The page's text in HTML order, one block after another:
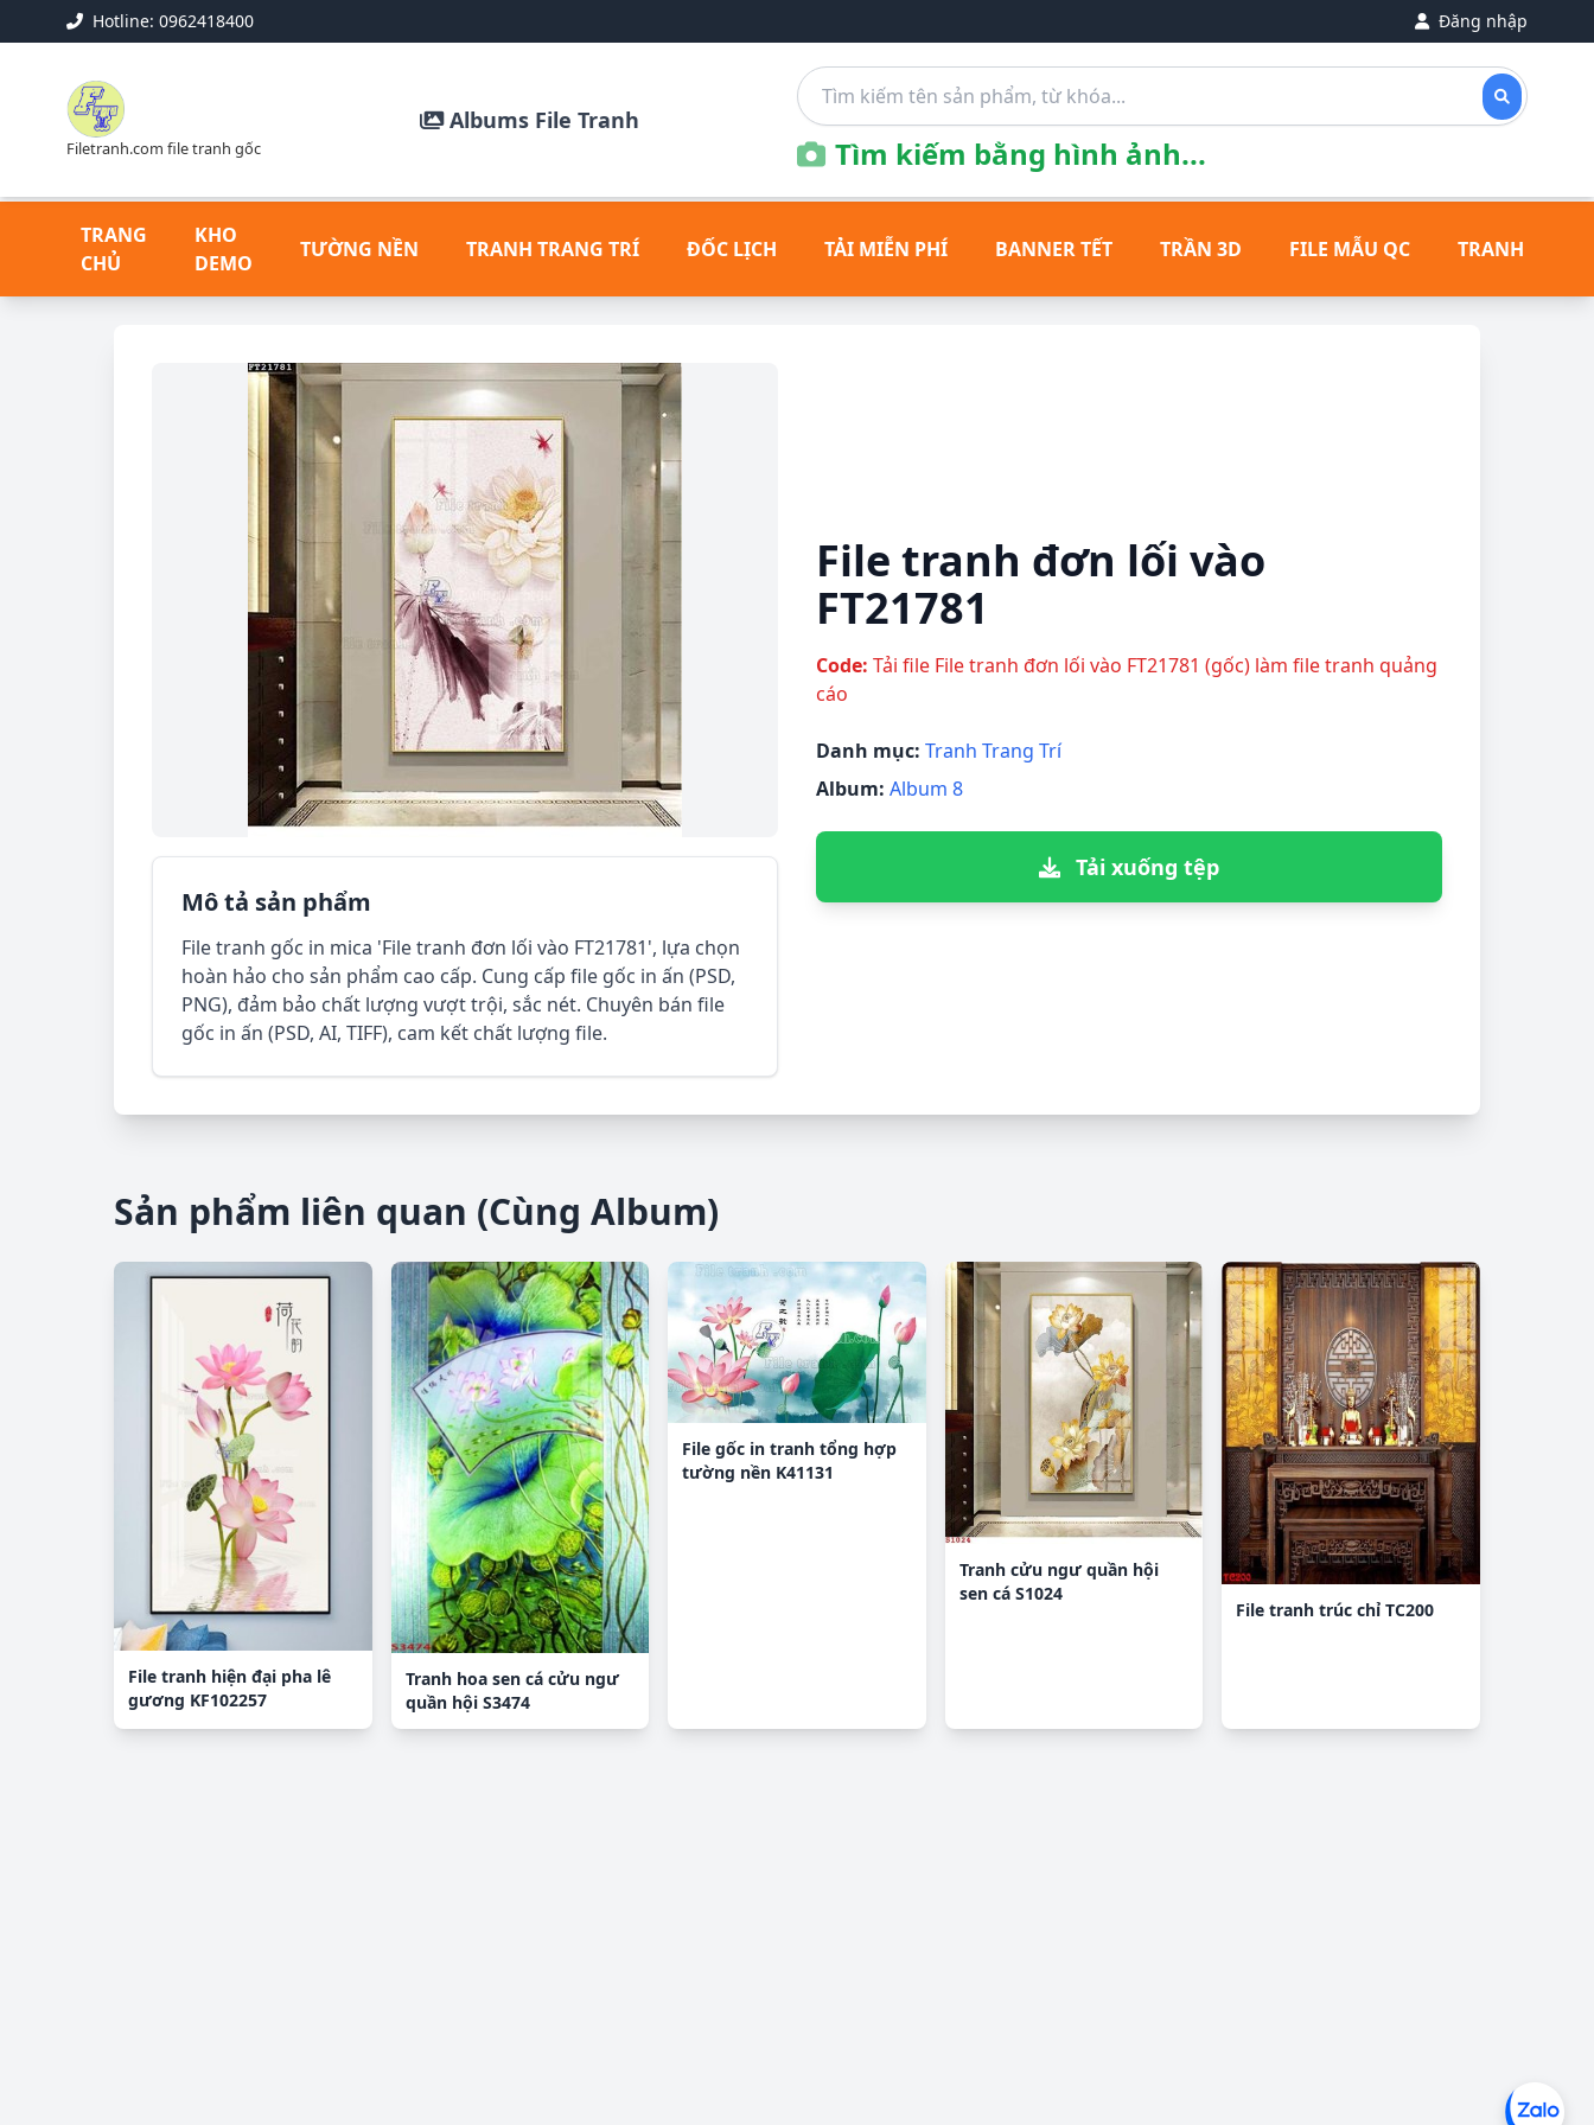
Hotline: 0962418400 Đăng nhập
Filetranh.com file tranh gốc
Albums File Tranh
Tìm kiếm bằng hình ảnh...
TRANG
CHỦ
KHO
DEMO
TƯỜNG NỀN TRANH TRANG TRÍ ĐỐC LỊCH TẢI MIỄN PHÍ BANNER TẾT TRẦN 3D FILE MẪU QC TRANH ĐỒNG
Mô tả sản phẩm
File tranh gốc in mica 'File tranh đơn lối vào FT21781', lựa chọn
hoàn hảo cho sản phẩm cao cấp. Cung cấp file gốc in ấn (PSD,
PNG), đảm bảo chất lượng vượt trội, sắc nét. Chuyên bán file
gốc in ấn (PSD, AI, TIFF), cam kết chất lượng file.
File tranh đơn lối vào
FT21781
Code: Tải file File tranh đơn lối vào FT21781 (gốc) làm file tranh quảng
cáo
Danh mục: Tranh Trang Trí
Album: Album 8
Tải xuống tệp
Sản phẩm liên quan (Cùng Album)
File tranh hiện đại pha lê
gương KF102257
Tranh hoa sen cá cửu ngư
quần hội S3474
File gốc in tranh tổng hợp
tường nền K41131
Tranh cửu ngư quần hội
sen cá S1024
File tranh trúc chỉ TC200